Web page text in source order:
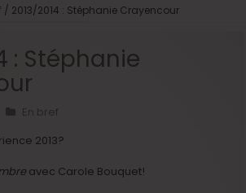
/ 2013/2014 : Stéphanie Crayencour
: Stéphanie
En bref
2013?
avec Carole Bouquet!